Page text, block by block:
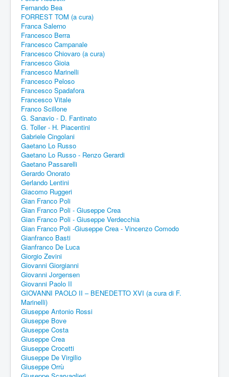
Fernando Bea
FORREST TOM (a cura)
Franca Salerno
Francesco Berra
Francesco Campanale
Francesco Chiovaro (a cura)
Francesco Gioia
Francesco Marinelli
Francesco Peloso
Francesco Spadafora
Francesco Vitale
Franco Scillone
G. Sanavio - D. Fantinato
G. Toller - H. Piacentini
Gabriele Cingolani
Gaetano Lo Russo
Gaetano Lo Russo - Renzo Gerardi
Gaetano Passarelli
Gerardo Onorato
Gerlando Lentini
Giacomo Ruggeri
Gian Franco Poli
Gian Franco Poli - Giuseppe Crea
Gian Franco Poli - Giuseppe Verdecchia
Gian Franco Poli -Giuseppe Crea - Vincenzo Comodo
Gianfranco Basti
Gianfranco De Luca
Giorgio Zevini
Giovanni Giorgianni
Giovanni Jorgensen
Giovanni Paolo II
GIOVANNI PAOLO II – BENEDETTO XVI (a cura di F.
Marinelli)
Giuseppe Antonio Rossi
Giuseppe Bove
Giuseppe Costa
Giuseppe Crea
Giuseppe Crocetti
Giuseppe De Virgilio
Giuseppe Orrù